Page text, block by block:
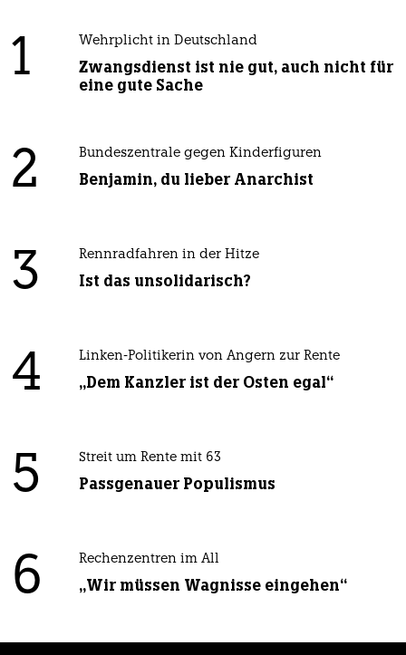
1 Wehrplicht in Deutschland
Zwangsdienst ist nie gut, auch nicht für
eine gute Sache
2 Bundeszentrale gegen Kinderfiguren
Benjamin, du lieber Anarchist
3 Rennradfahren in der Hitze
Ist das unsolidarisch?
4 Linken-Politikerin von Angern zur Rente
„Dem Kanzler ist der Osten egal“
5 Streit um Rente mit 63
Passgenauer Populismus
6 Rechenzentren im All
„Wir müssen Wagnisse eingehen“